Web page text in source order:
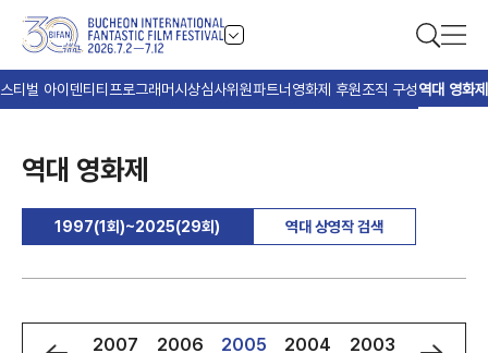
티벌 아이덴티티 프로그래머시상심사위원파트너 영화제 후원조직 구성역대 영화제
역대 영화제
1997(1회)~2025(29회) 역대 상영작 검색
2008 2007 2006 2005 2004 2003 2002